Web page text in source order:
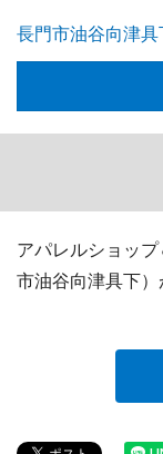
長門市油谷向津具
アパレルショッ
市油谷向津具下）